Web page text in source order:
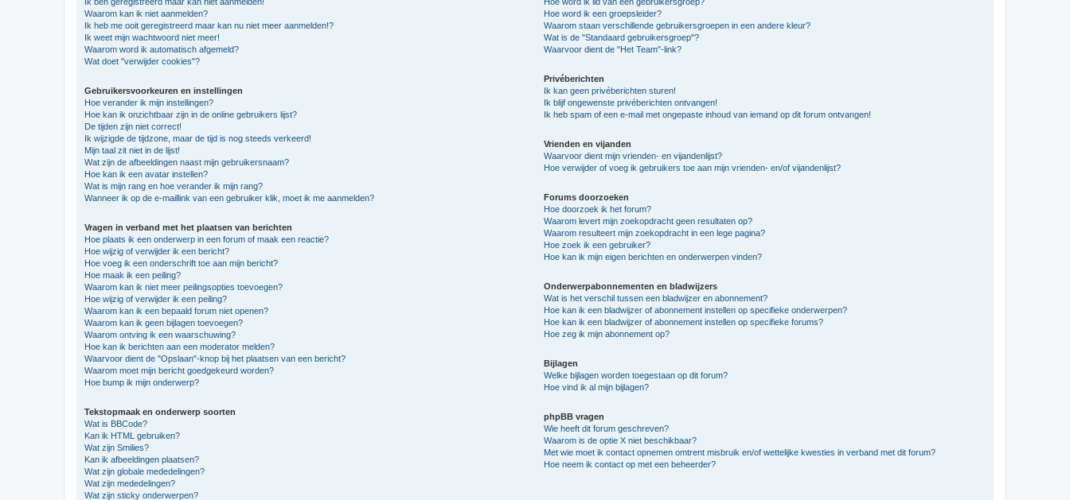
Waarom kan ik niet aanmelden?
Ik heb me ooit geregistreerd maar kan nu niet meer aanmelden!?
Ik weet mijn wachtwoord niet meer!
Waarom word ik automatisch afgemeld?
Wat doet "verwijder cookies"?
Gebruikersvoorkeuren en instellingen
Hoe verander ik mijn instellingen?
Hoe kan ik onzichtbaar zijn in de online gebruikers lijst?
De tijden zijn niet correct!
Ik wijzigde de tijdzone, maar de tijd is nog steeds verkeerd!
Mijn taal zit niet in de lijst!
Wat zijn de afbeeldingen naast mijn gebruikersnaam?
Hoe kan ik een avatar instellen?
Wat is mijn rang en hoe verander ik mijn rang?
Wanneer ik op de e-maillink van een gebruiker klik, moet ik me aanmelden?
Vragen in verband met het plaatsen van berichten
Hoe plaats ik een onderwerp in een forum of maak een reactie?
Hoe wijzig of verwijder ik een bericht?
Hoe voeg ik een onderschrift toe aan mijn bericht?
Hoe maak ik een peiling?
Waarom kan ik niet meer peilingsopties toevoegen?
Hoe wijzig of verwijder ik een peiling?
Waarom kan ik een bepaald forum niet openen?
Waarom kan ik geen bijlagen toevoegen?
Waarom ontving ik een waarschuwing?
Hoe kan ik berichten aan een moderator melden?
Waarvoor dient de "Opslaan"-knop bij het plaatsen van een bericht?
Waarom moet mijn bericht goedgekeurd worden?
Hoe bump ik mijn onderwerp?
Tekstopmaak en onderwerp soorten
Wat is BBCode?
Kan ik HTML gebruiken?
Wat zijn Smilies?
Kan ik afbeeldingen plaatsen?
Wat zijn globale mededelingen?
Wat zijn mededelingen?
Wat zijn sticky onderwerpen?
Hoe word ik een groepsleider?
Waarom staan verschillende gebruikersgroepen in een andere kleur?
Wat is de "Standaard gebruikersgroep"?
Waarvoor dient de "Het Team"-link?
Privéberichten
Ik kan geen privéberichten sturen!
Ik blijf ongewenste privéberichten ontvangen!
Ik heb spam of een e-mail met ongepaste inhoud van iemand op dit forum ontvangen!
Vrienden en vijanden
Waarvoor dient mijn vrienden- en vijandenlijst?
Hoe verwijder of voeg ik gebruikers toe aan mijn vrienden- en/of vijandenlijst?
Forums doorzoeken
Hoe doorzoek ik het forum?
Waarom levert mijn zoekopdracht geen resultaten op?
Waarom resulteert mijn zoekopdracht in een lege pagina?
Hoe zoek ik een gebruiker?
Hoe kan ik mijn eigen berichten en onderwerpen vinden?
Onderwerpabonnementen en bladwijzers
Wat is het verschil tussen een bladwijzer en abonnement?
Hoe kan ik een bladwijzer of abonnement instellen op specifieke onderwerpen?
Hoe kan ik een bladwijzer of abonnement instellen op specifieke forums?
Hoe zeg ik mijn abonnement op?
Bijlagen
Welke bijlagen worden toegestaan op dit forum?
Hoe vind ik al mijn bijlagen?
phpBB vragen
Wie heeft dit forum geschreven?
Waarom is de optie X niet beschikbaar?
Met wie moet ik contact opnemen omtrent misbruik en/of wettelijke kwesties in verband met dit forum?
Hoe neem ik contact op met een beheerder?